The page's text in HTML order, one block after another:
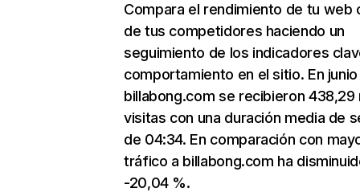
Compara el rendimiento de tu web
de tus competidores haciendo un
seguimiento de los indicadores
comportamiento en el sitio. En junio
billabong.com se recibieron 438,29
visitas con una duración media de
de 04:34. En comparación con
tráfico a billabong.com ha
-20,04 %.